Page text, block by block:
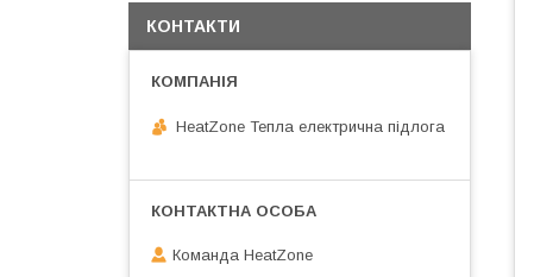
КОНТАКТИ
HeatZone Тепла електрична підлога
Команда HeatZone